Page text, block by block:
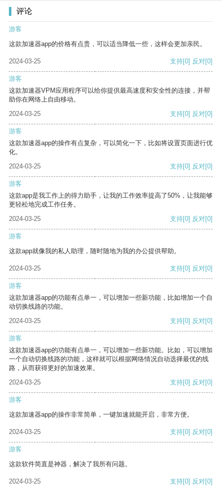
评论
游客
这款加速器app的价格有点贵，可以适当降低一些，这样会更加亲民。
2024-03-25 支持[0] 反对[0]
游客
这款加速器VPM应用程序可以给你提供最高速度和安全性的连接，并帮
助你在网络上自由移动。
2024-03-25
支持[0] 反对[0]
游客
这款加速器app的操作有点复杂，可以简化一下，比如将设置页面进行优
化。
2024-03-25
支持[0] 反对[0]
游客
这款app是我工作上的得力助手，让我的工作效率提高了50%，让我能够
更轻松地完成工作任务。
2024-03-25
支持[0] 反对[0]
游客
这款app就像我的私人助理，随时随地为我的办公提供帮助。
2024-03-25 支持[0] 反对[0]
游客
这款加速器app的功能有点单一，可以增加一些新功能，比如增加一个自
动切换线路的功能。
2024-03-25
支持[0] 反对[0]
游客
这款加速器app的功能有点单一，可以增加一些新功能。比如，可以增加
一个自动切换线路的功能，这样就可以根据网络情况自动选择最优的线
路，从而获得更好的加速效果。
2024-03-25
支持[0] 反对[0]
游客
这款加速器app的操作非常简单，一键加速就能开启，非常方便。
2024-03-25 支持[0] 反对[0]
游客
这款软件简直是神器，解决了我所有问题。
2024-03-25 支持[0] 反对[0]